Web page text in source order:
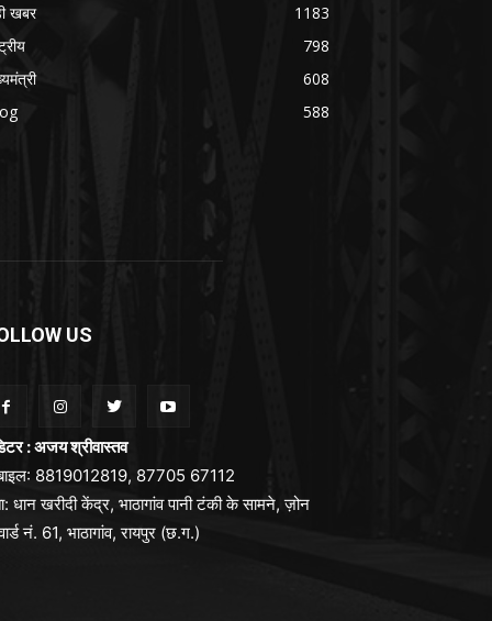
खबर
1183
798
608
588
US
: अजय श्रीवास्तव
8819012819, 87705 67112
धान खरीदी केंद्र, भाठागांव पानी टंकी के सामने, ज़ोन
नं. 61, भाठागांव, रायपुर (छ.ग.)